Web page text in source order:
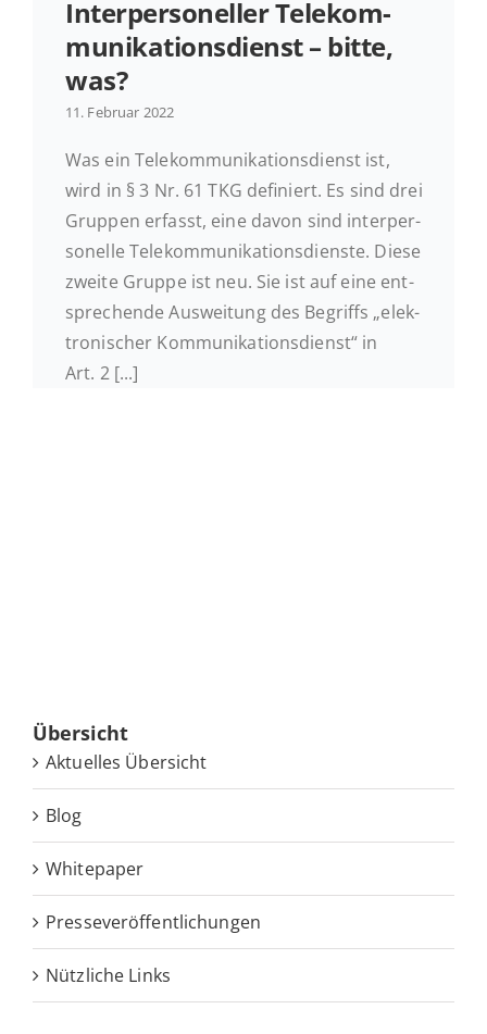
Ak­tu­el­les
In­ter­per­so­nel­ler Te­le­kom­
mu­ni­ka­ti­ons­dienst – bitte,
was?
11. Februar 2022
Was ein Te­le­kom­mu­ni­ka­ti­ons­dienst ist,
wird in § 3 Nr. 61 TKG de­fi­niert. Es sind drei
Gruppen erfasst, eine davon sind in­ter­per­
so­nel­le Te­le­kom­mu­ni­ka­ti­ons­diens­te. Diese
zweite Gruppe ist neu. Sie ist auf eine ent­
spre­chen­de Aus­wei­tung des Be­griffs „elek­
tro­ni­scher Kom­mu­ni­ka­ti­ons­dienst“ in
Art. 2 [...]
Über­sicht
Ak­tu­el­les Übersicht
Blog
White­pa­per
Pres­se­ver­öf­fent­li­chun­gen
Nütz­li­che Links